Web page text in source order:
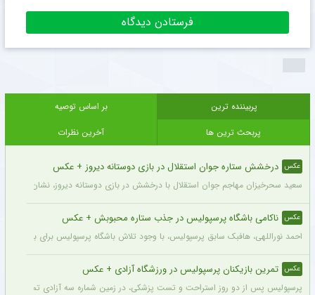
پربیننده ترین
بر اساس توصیه
پربحث ترین ها
آخرین نظرات
عکس درخشش ستاره جوان استقلال در بازی دوستانه دیروز + عکس
سعید سحرخیزان مهاجم جوان استقلال با درخشش در بازی دوستانه دیروز، نشان داد
عکس ناکامی باشگاه پرسپولیس در جذب ستاره محبوبش + عکس
احمد نوراللهی، هافبک سابق پرسپولیس، با وجود تلاش باشگاه پرسپولیس برای بازگشت
عکس تمرین بازیکنان پرسپولیس در ورزشگاه آزادی + عکس
پرسپولیس پس از دو روز استراحت و تست پزشکی، در زمین شماره سه آزادی تمرین کرد.